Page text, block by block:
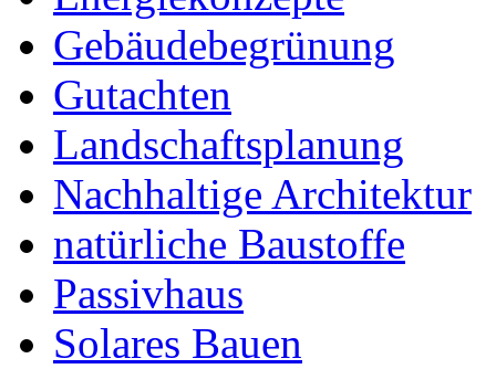
Gebäudebegrünung
Gutachten
Landschaftsplanung
Nachhaltige Architektur
natürliche Baustoffe
Passivhaus
Solares Bauen